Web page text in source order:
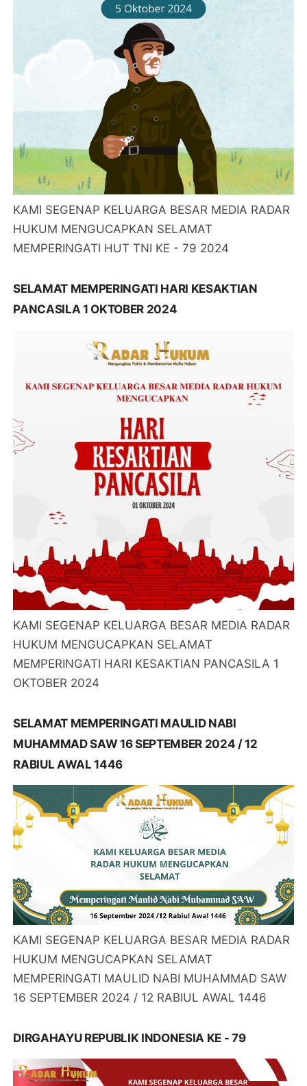
KAMI SEGENAP KELUARGA BESAR MEDIA RADAR
HUKUM MENGUCAPKAN SELAMAT
MEMPERINGATI HUT TNI KE - 79 2024
SELAMAT MEMPERINGATI HARI KESAKTIAN
PANCASILA 1 OKTOBER 2024
KAMI SEGENAP KELUARGA BESAR MEDIA RADAR
HUKUM MENGUCAPKAN SELAMAT
MEMPERINGATI HARI KESAKTIAN PANCASILA 1
OKTOBER 2024
SELAMAT MEMPERINGATI MAULID NABI
MUHAMMAD SAW 16 SEPTEMBER 2024 / 12
RABIUL AWAL 1446
KAMI SEGENAP KELUARGA BESAR MEDIA RADAR
HUKUM MENGUCAPKAN SELAMAT
MEMPERINGATI MAULID NABI MUHAMMAD SAW
16 SEPTEMBER 2024 / 12 RABIUL AWAL 1446
DIRGAHAYU REPUBLIK INDONESIA KE - 79